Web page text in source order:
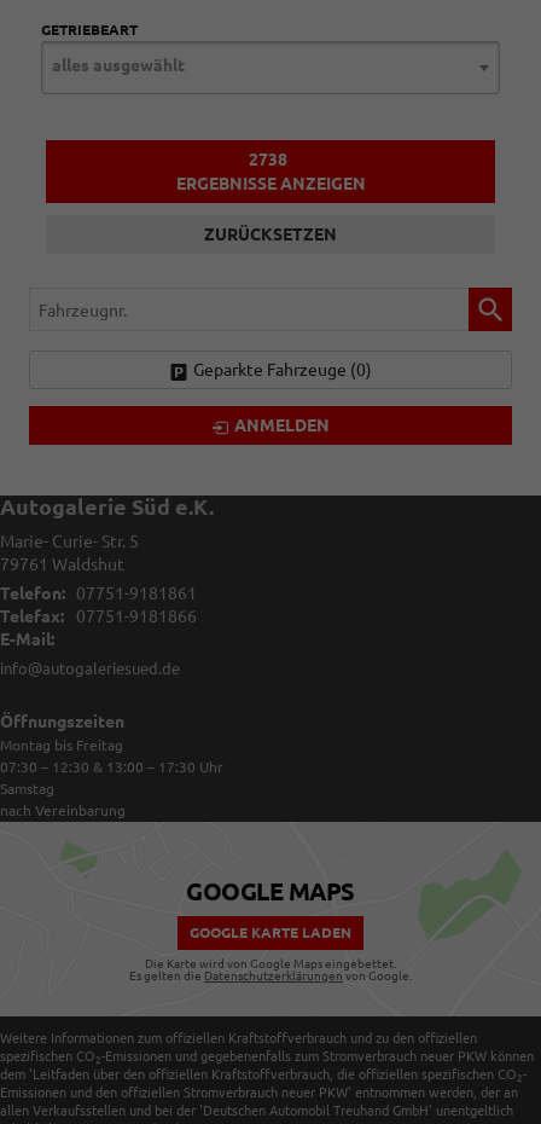
GETRIEBEART
alles ausgewählt
2738
ERGEBNISSE ANZEIGEN
ZURÜCKSETZEN
Fahrzeugnr.
Geparkte Fahrzeuge (0)
ANMELDEN
Autogalerie Süd e.K.
Marie- Curie- Str. 5
79761 Waldshut
Telefon:
07751-9181861
Telefax:
07751-9181866
E-Mail:
info@autogaleriesued.de
Öffnungszeiten
Montag bis Freitag
07:30 – 12:30 & 13:00 – 17:30 Uhr
Samstag
nach Vereinbarung
GOOGLE MAPS
GOOGLE KARTE LADEN
Die Karte wird von Google Maps eingebettet.
Es gelten die Datenschutzerklärungen von Google.
Weitere Informationen zum offiziellen Kraftstoffverbrauch und zu den offiziellen
spezifischen CO 2-Emissionen und gegebenenfalls zum Stromverbrauch neuer PKW können
dem 'Leitfaden über den offiziellen Kraftstoffverbrauch, die offiziellen spezifischen CO 2-
Emissionen und den offiziellen Stromverbrauch neuer PKW' entnommen werden, der an
allen Verkaufsstellen und bei der 'Deutschen Automobil Treuhand GmbH' unentgeltlich